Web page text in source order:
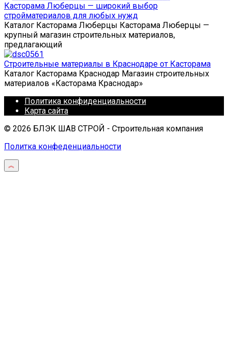
Касторама Люберцы — широкий выбор
стройматериалов для любых нужд
Каталог Касторама Люберцы Касторама Люберцы —
крупный магазин строительных материалов,
предлагающий
Строительные материалы в Краснодаре от Касторама
Каталог Касторама Краснодар Магазин строительных
материалов «Касторама Краснодар»
Политика конфиденциальности
Карта сайта
© 2026 БЛЭК ШАВ СТРОЙ - Строительная компания
Политка конфеденциальности